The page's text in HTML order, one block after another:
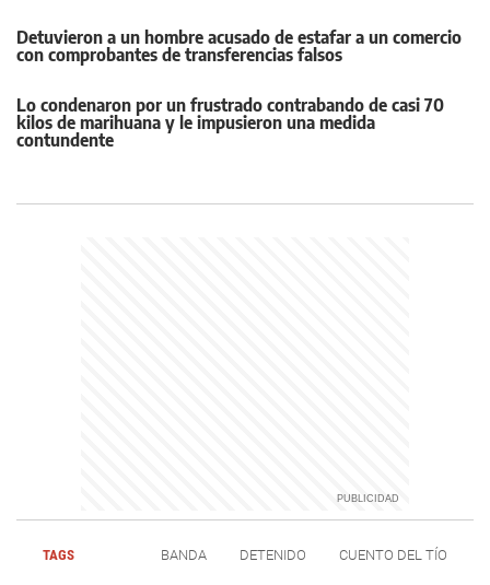
Detuvieron a un hombre acusado de estafar a un comercio
con comprobantes de transferencias falsos
Lo condenaron por un frustrado contrabando de casi 70
kilos de marihuana y le impusieron una medida
contundente
TAGS BANDA DETENIDO CUENTO DEL TÍO